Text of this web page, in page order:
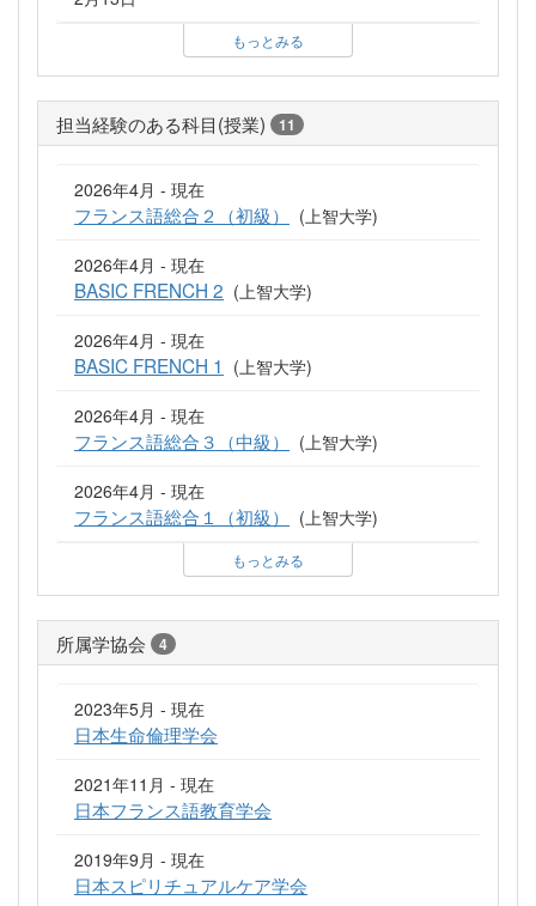
もっとみる
担当経験のある科目(授業) 11
2026年4月 - 現在
フランス語総合２（初級） (上智大学)
2026年4月 - 現在
BASIC FRENCH 2 (上智大学)
2026年4月 - 現在
BASIC FRENCH 1 (上智大学)
2026年4月 - 現在
フランス語総合３（中級） (上智大学)
2026年4月 - 現在
フランス語総合１（初級） (上智大学)
もっとみる
所属学協会 4
2023年5月 - 現在
日本生命倫理学会
2021年11月 - 現在
日本フランス語教育学会
2019年9月 - 現在
日本スピリチュアルケア学会